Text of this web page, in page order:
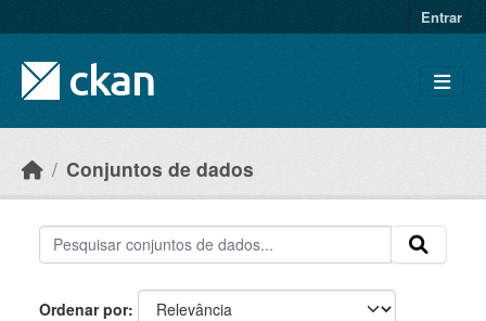
Entrar
Conjuntos de dados
Ordenar por